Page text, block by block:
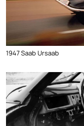
1947 Saab Ursaab